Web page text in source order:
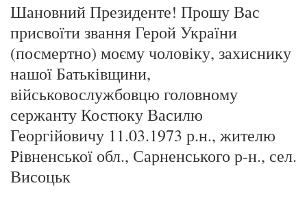
Шановний Президенте! Прошу Вас
присвоїти звання Герой України
(посмертно) моєму чоловіку, захиснику
нашої Батьківщини,
військовослужбовцю головному
сержанту Костюку Василю
Георгійовичу 11.03.1973 р.н., жителю
Рівненської обл., Сарненського р-н., сел.
Висоцьк